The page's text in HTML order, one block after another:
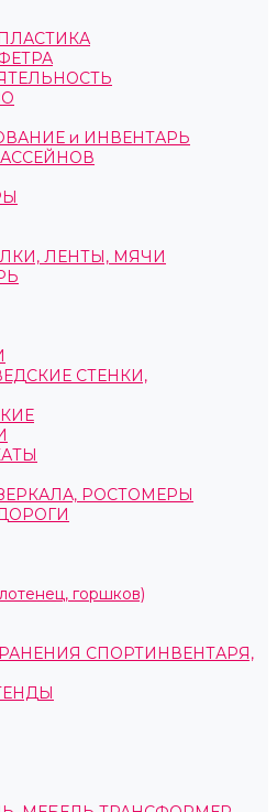
и ИНВЕНТАРЬ
ЛЕНТЫ, МЯЧИ
СТЕНКИ,
РОСТОМЕРЫ
горшков)
СПОРТИНВЕНТАРЯ,